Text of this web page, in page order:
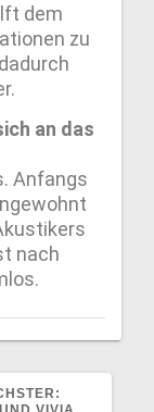
dem
zu
an das
Anfangs
nach